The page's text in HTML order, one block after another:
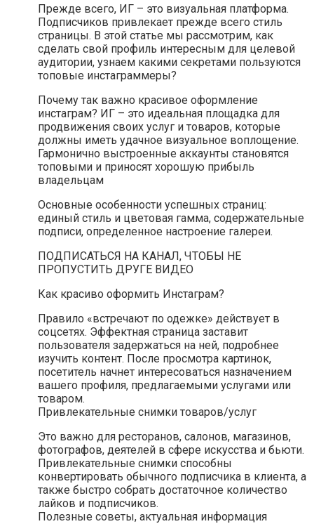
Прежде всего, ИГ – это визуальная платформа.
Подписчиков привлекает прежде всего стиль
страницы. В этой статье мы рассмотрим, как
сделать свой профиль интересным для целевой
аудитории, узнаем какими секретами пользуются
топовые инстаграммеры?
Почему так важно красивое оформление
инстаграм? ИГ – это идеальная площадка для
продвижения своих услуг и товаров, которые
должны иметь удачное визуальное воплощение.
Гармонично выстроенные аккаунты становятся
топовыми и приносят хорошую прибыль
владельцам
Основные особенности успешных страниц:
единый стиль и цветовая гамма, содержательные
подписи, определенное настроение галереи.
ПОДПИСАТЬСЯ НА КАНАЛ, ЧТОБЫ НЕ
ПРОПУСТИТЬ ДРУГЕ ВИДЕО
Как красиво оформить Инстаграм?
Правило «встречают по одежке» действует в
соцсетях. Эффектная страница заставит
пользователя задержаться на ней, подробнее
изучить контент. После просмотра картинок,
посетитель начнет интересоваться назначением
вашего профиля, предлагаемыми услугами или
товаром.
Привлекательные снимки товаров/услуг
Это важно для ресторанов, салонов, магазинов,
фотографов, деятелей в сфере искусства и бьюти.
Привлекательные снимки способны
конвертировать обычного подписчика в клиента, а
также быстро собрать достаточное количество
лайков и подписчиков.
Полезные советы, актуальная информация